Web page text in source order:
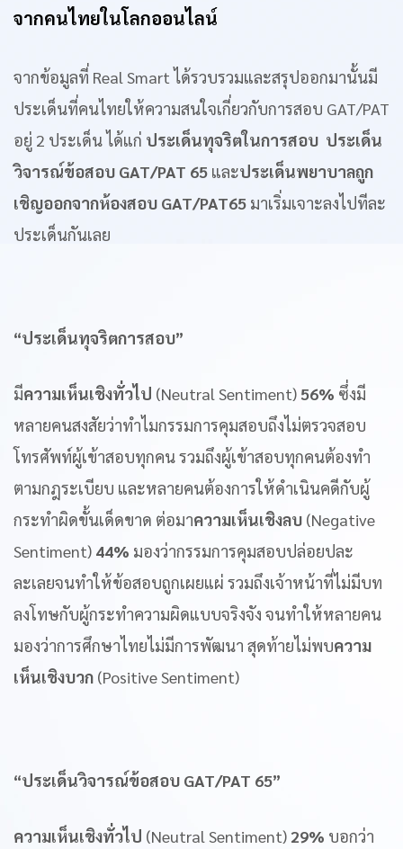
จากคนไทยในโลกออนไลน์
จากข้อมูลที่ Real Smart ได้รวบรวมและสรุปออกมานั้นมี
ประเด็นที่คนไทยให้ความสนใจเกี่ยวกับการสอบ GAT/PAT
อยู่ 2 ประเด็น ได้แก่ ประเด็นทุจริตในการสอบ ประเด็น
วิจารณ์ข้อสอบ GAT/PAT 65 และประเด็นพยาบาลถูก
เชิญออกจากห้องสอบ GAT/PAT65 มาเริ่มเจาะลงไปทีละ
ประเด็นกันเลย
“ประเด็นทุจริตการสอบ”
มีความเห็นเชิงทั่วไป (Neutral Sentiment) 56% ซึ่งมี
หลายคนสงสัยว่าทำไมกรรมการคุมสอบถึงไม่ตรวจสอบ
โทรศัพท์ผู้เข้าสอบทุกคน รวมถึงผู้เข้าสอบทุกคนต้องทำ
ตามกฎระเบียบ และหลายคนต้องการให้ดำเนินคดีกับผู้
กระทำผิดขั้นเด็ดขาด ต่อมาความเห็นเชิงลบ (Negative
Sentiment) 44% มองว่ากรรมการคุมสอบปล่อยปละ
ละเลยจนทำให้ข้อสอบถูกเผยแผ่ รวมถึงเจ้าหน้าที่ไม่มีบท
ลงโทษกับผู้กระทำความผิดแบบจริงจัง จนทำให้หลายคน
มองว่าการศึกษาไทยไม่มีการพัฒนา สุดท้ายไม่พบความ
เห็นเชิงบวก (Positive Sentiment)
“ประเด็นวิจารณ์ข้อสอบ GAT/PAT 65”
ความเห็นเชิงทั่วไป (Neutral Sentiment) 29% บอกว่า